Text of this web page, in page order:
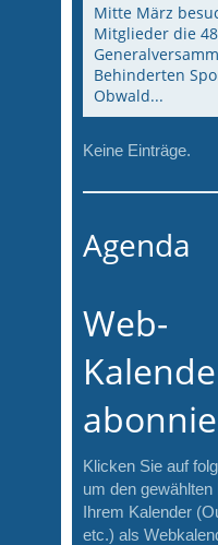
Mitte März
Mitglieder die
Behinderten
Obwald...
Keine Einträge.
Agenda
Web-
Klicken Sie auf
um den gewählten
Ihrem Kalender
etc.) als